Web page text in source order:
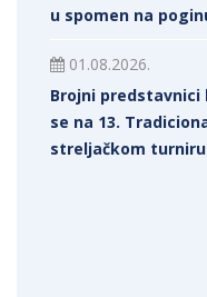
u spomen na
01.08.2026.
Brojni
se na 13.
streljačkom turniru